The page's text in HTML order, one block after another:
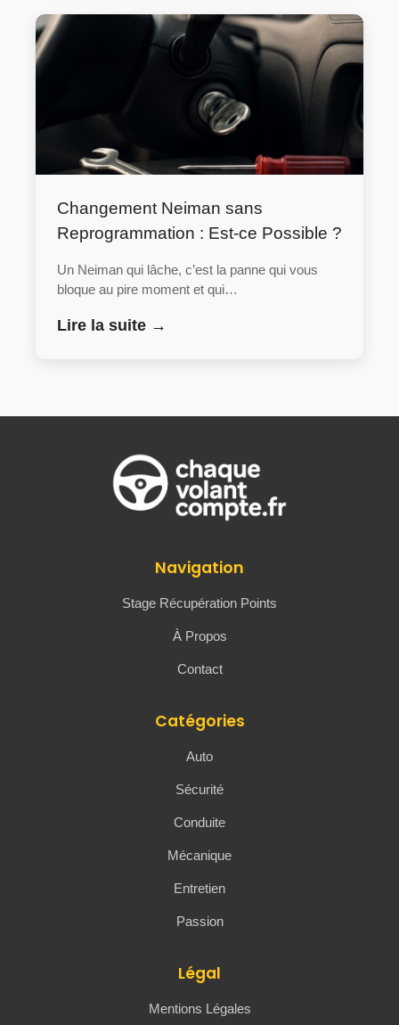
Changement Neiman sans
Reprogrammation : Est-ce Possible ?
Un Neiman qui lâche, c’est la panne qui vous
bloque au pire moment et qui…
Lire la suite →
Navigation
Stage Récupération Points
À Propos
Contact
Catégories
Auto
Sécurité
Conduite
Mécanique
Entretien
Passion
Légal
Mentions Légales